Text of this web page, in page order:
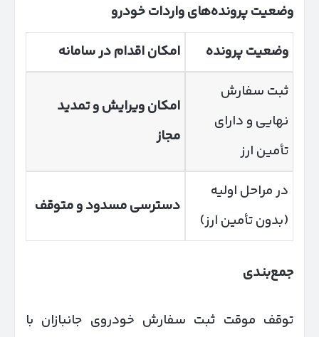
وضعیت پرونده‌های واردات خودرو
وضعیت پرونده
امکان اقدام در سامانه
ثبت سفارش
نهایی و دارای
تأمین ارز
امکان ویرایش و تمدید
مجاز
در مراحل اولیه
(بدون تأمین ارز)
دسترسی مسدود و متوقف
جمع‌بندی
توقف موقت ثبت سفارش خودروی جانبازان با